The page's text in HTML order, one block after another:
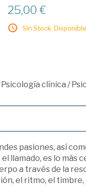
25,00 €
Sin Stock.
Psicología clínica /
pasiones, así
el llamado, es lo
a través de la
el ritmo, el